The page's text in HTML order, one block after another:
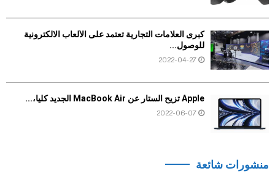
كبرى العلامات التجارية تعتمد على الألعاب الالكترونية
للوصول...
2022-04-27
Apple تزيح الستار عن MacBook Air الجديد كلياً،...
2022-06-07
منشورات شائعة